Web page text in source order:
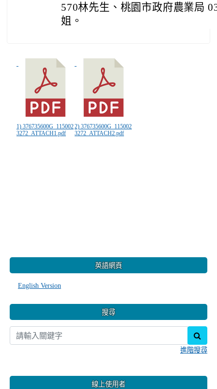
570林先生、桃園市政府農業局
姐。
1) 376735600G_115002
3272_ATTACH1.pdf
2) 376735600G_115002
3272_ATTACH2.pdf
英語網頁
English Version
搜尋
進階搜尋
線上使用者